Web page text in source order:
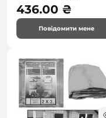
436.00 ₴
Повідомити мене